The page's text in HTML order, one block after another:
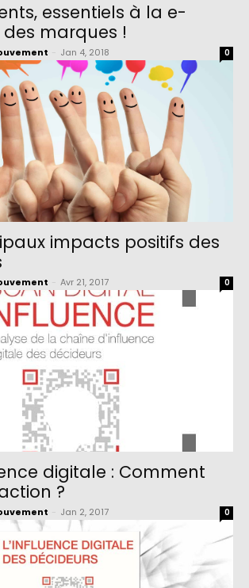
essentiels à la e-
marques !
Jan 4, 2018 0
impacts positifs des
Avr 21, 2017 0
digitale : Comment
?
Jan 2, 2017 0